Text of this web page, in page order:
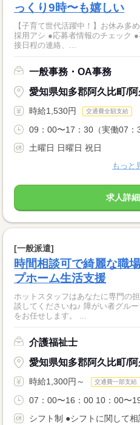
っくり9時〜も嬉しい
【子育て世代活躍中！】お休み
採用アシ ●応募者情報のチェック
接日程の連絡、...
一般事務・OA事務
愛知県知多郡阿久比町/阿
時給1,530円 交通費全額支給
09：00〜17：30（実働07：
土曜日 日曜日 祝日
もっと
求人詳
[一般派遣]
時間相談可で綺麗な職
プホーム生活支援
ホットスタッフはあなたに専門の
談してくださいね♪ 障がい者グル
をお任せします。 ...
介護福祉士
愛知県知多郡阿久比町/阿
時給1,300円～ 交通費一部支給
07：00〜16：00 10：00〜
シフト制 ●シフトに関して相